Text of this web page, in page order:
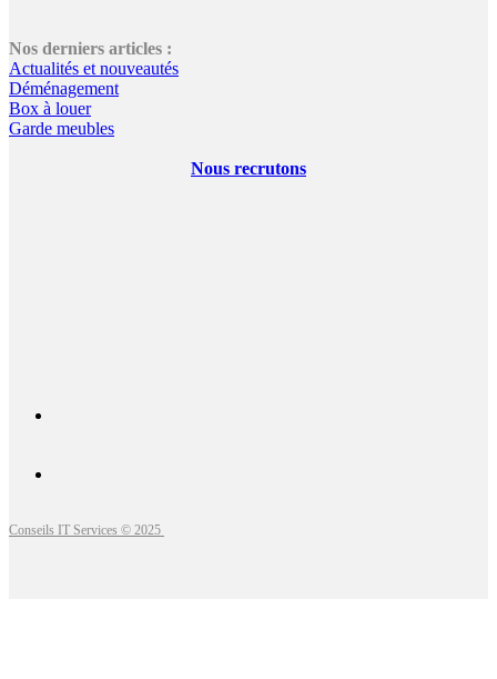
Nos derniers articles :
Actualités et nouveautés
Déménagement
Box à louer
Garde meubles
Nous recrutons
Conseils IT Services © 2025